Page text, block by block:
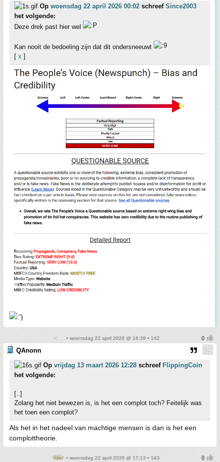
Op woensdag 22 april 2026 00:02 schreef Since2003
het volgende:
Deze drek past hier wel
Kan nooit de bedoeling zijn dat dit ondersneeuwt
[ x ]
• woensdag 22 april 2026 @ 16:39 • 142
QAnonn
Op vrijdag 13 maart 2026 12:28 schreef FlippingCoin
het volgende:
[..]
Zolang het niet bewezen is, is het een complot toch? Feitelijk was
het toen een complot?
Als het in het nadeel van machtige mensen is dan is het een
complottheorie.
• woensdag 22 april 2026 @ 17:13 • 143